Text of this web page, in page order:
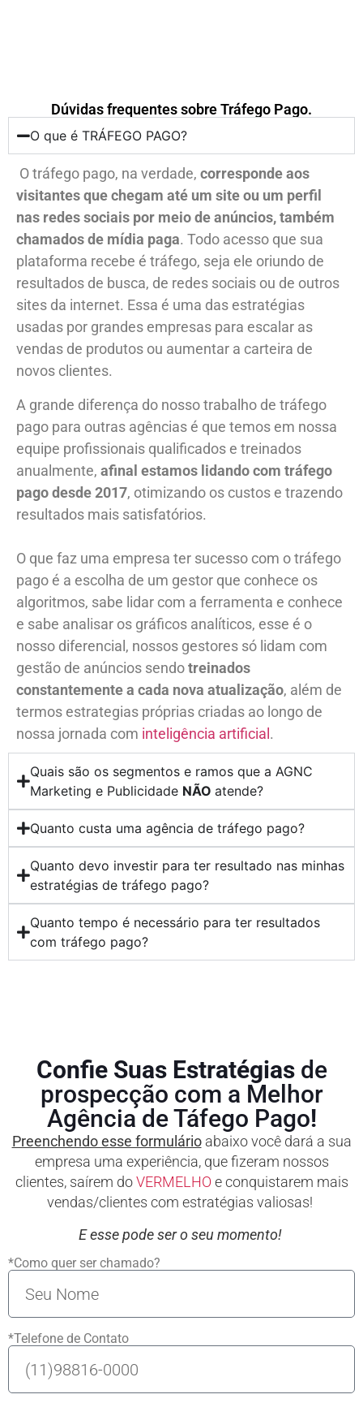
Dúvidas frequentes sobre Tráfego Pago.
O que é TRÁFEGO PAGO?​
O tráfego pago, na verdade, corresponde aos
visitantes que chegam até um site ou um perfil
nas redes sociais por meio de anúncios, também
chamados de mídia paga. Todo acesso que sua
plataforma recebe é tráfego, seja ele oriundo de
resultados de busca, de redes sociais ou de outros
sites da internet. Essa é uma das estratégias
usadas por grandes empresas para escalar as
vendas de produtos ou aumentar a carteira de
novos clientes.
A grande diferença do nosso trabalho de tráfego
pago para outras agências é que temos em nossa
equipe profissionais qualificados e treinados
anualmente, afinal estamos lidando com tráfego
pago desde 2017, otimizando os custos e trazendo
resultados mais satisfatórios.
O que faz uma empresa ter sucesso com o tráfego
pago é a escolha de um gestor que conhece os
algoritmos, sabe lidar com a ferramenta e conhece
e sabe analisar os gráficos analíticos, esse é o
nosso diferencial, nossos gestores só lidam com
gestão de anúncios sendotreinados
constantemente a cada nova atualização, além de
termos estrategias próprias criadas ao longo de
nossa jornada com inteligência artificial.
Quais são os segmentos e ramos que a AGNC
Marketing e Publicidade NÃO atende?
Quanto custa uma agência de tráfego pago?
Quanto devo investir para ter resultado nas minhas
estratégias de tráfego pago?
Quanto tempo é necessário para ter resultados
com tráfego pago?
Confie Suas Estratégiasde
prospecção com a Melhor
Agência de Táfego Pago!
Preenchendo esse formulárioabaixo você dará a sua
empresa uma experiência, que fizeram nossos
clientes, saírem doVERMELHO e conquistarem mais
vendas/clientes com estratégias valiosas!
E esse pode ser o seu momento!
*Como quer ser chamado?
*Telefone de Contato